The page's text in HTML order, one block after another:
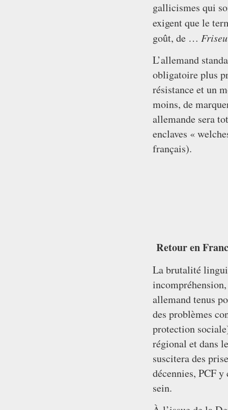
gallicismes qui
exigent que le
goût, de …
L’allemand
obligatoire plus
résistance et un
moins, de
allemande sera
enclaves «
français).
Retour en
La brutalité
allemand tenus
des problèmes
protection
régional et dans
suscitera des
décennies, PCF
sein.